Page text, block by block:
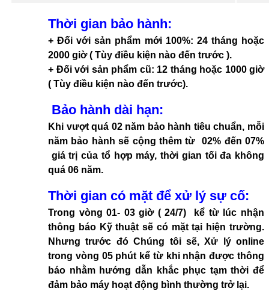
Thời gian bảo hành:
+ Đối với sản phẩm mới 100%: 24 tháng hoặc
2000 giờ ( Tùy điều kiện nào đến trước ).
+ Đối với sản phẩm cũ: 12 tháng hoặc 1000 giờ
( Tùy điều kiện nào đến trước).
Bảo hành dài hạn:
Khi vượt quá 02 năm bảo hành tiêu chuẩn, mỗi
năm bảo hành sẽ cộng thêm từ 02% đến 07%
giá trị của tổ hợp máy, thời gian tối đa không
quá 06 năm.
Thời gian có mặt để xử lý sự cố:
Trong vòng 01- 03 giờ ( 24/7) kể từ lúc nhận
thông báo Kỹ thuật sẽ có mặt tại hiện trường.
Nhưng trước đó Chúng tôi sẽ, Xử lý online
trong vòng 05 phút kể từ khi nhận được thông
báo nhằm hướng dẫn khắc phục tạm thời để
đảm bảo máy hoạt động bình thường trở lại.